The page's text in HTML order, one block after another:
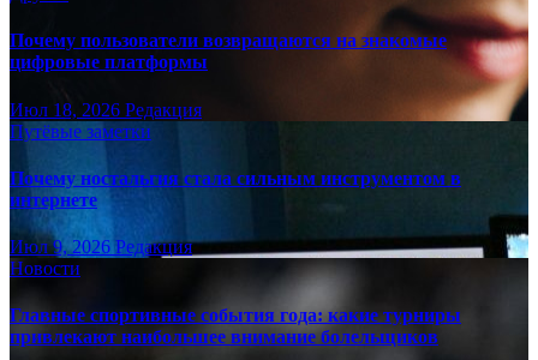
Почему пользователи возвращаются на знакомые
цифровые платформы
Июл 18, 2026 Редакция
Путёвые заметки
Почему ностальгия стала сильным инструментом в
интернете
Июл 9, 2026 Редакция
Новости
Главные спортивные события года: какие турниры
привлекают наибольшее внимание болельщиков